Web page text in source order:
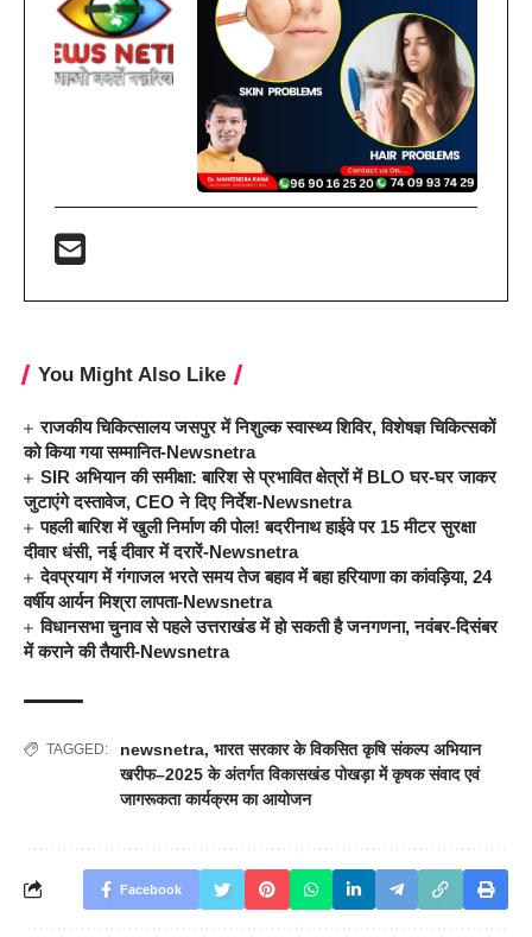
You Might Also Like
राजकीय चिकित्सालय जसपुर में निशुल्क स्वास्थ्य शिविर, विशेषज्ञ चिकित्सकों
को किया गया सम्मानित-Newsnetra
SIR अभियान की समीक्षा: बारिश से प्रभावित क्षेत्रों में BLO घर-घर जाकर
जुटाएंगे दस्तावेज, CEO ने दिए निर्देश-Newsnetra
पहली बारिश में खुली निर्माण की पोल! बदरीनाथ हाईवे पर 15 मीटर सुरक्षा
दीवार धंसी, नई दीवार में दरारें-Newsnetra
देवप्रयाग में गंगाजल भरते समय तेज बहाव में बहा हरियाणा का कांवड़िया, 24
वर्षीय आर्यन मिश्रा लापता-Newsnetra
विधानसभा चुनाव से पहले उत्तराखंड में हो सकती है जनगणना, नवंबर-दिसंबर
में कराने की तैयारी-Newsnetra
TAGGED: newsnetra, भारत सरकार के विकसित कृषि संकल्प अभियान
खरीफ–2025 के अंतर्गत विकासखंड पोखड़ा में कृषक संवाद एवं
जागरूकता कार्यक्रम का आयोजन
Facebook